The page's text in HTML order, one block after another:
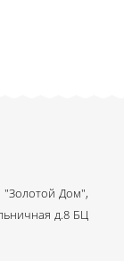
Дом",
д.8 БЦ